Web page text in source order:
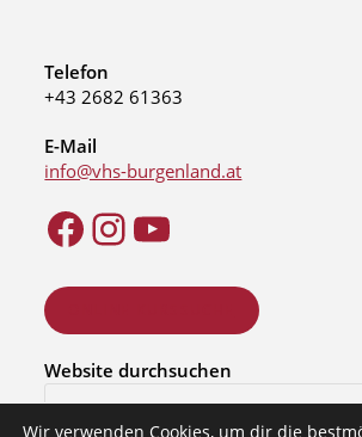
Telefon
+43 2682 61363
E-Mail
info@vhs-burgenland.at
Website durchsuchen
Wir verwenden Cookies, um dir die